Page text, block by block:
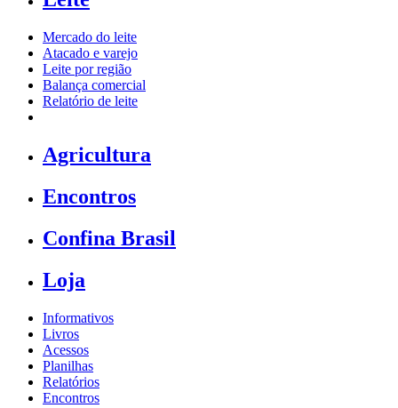
Mercado do leite
Atacado e varejo
Leite por região
Balança comercial
Relatório de leite
Agricultura
Encontros
Confina Brasil
Loja
Informativos
Livros
Acessos
Planilhas
Relatórios
Encontros